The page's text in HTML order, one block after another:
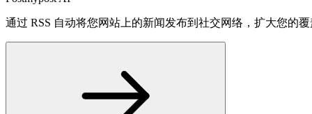
通过 RSS 自动将您网站上的新闻发布到社交网络，扩大您的覆